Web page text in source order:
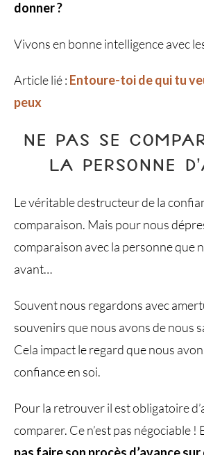
donner ?
Vivons en bonne intelligence avec
Article lié : Entoure-toi de qui tu
peux
NE PAS SE
LA PERSONNE
Le véritable destructeur de la
comparaison. Mais pour nous
comparaison avec la personne que
avant…
Souvent nous regardons avec
souvenirs que nous avons de nous
Cela impact le regard que nous
confiance en soi.
Pour la retrouver il est obligatoire
comparer. Ce n’est pas négociable !